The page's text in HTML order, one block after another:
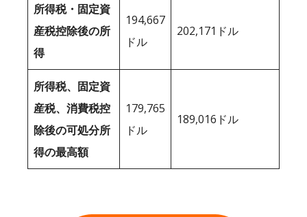
所得税・固定資
産税控除後の所
得
194,667
ドル
202,171ドル
所得税、固定資
産税、消費税控
除後の可処分所
得の最高額
179,765
ドル
189,016ドル